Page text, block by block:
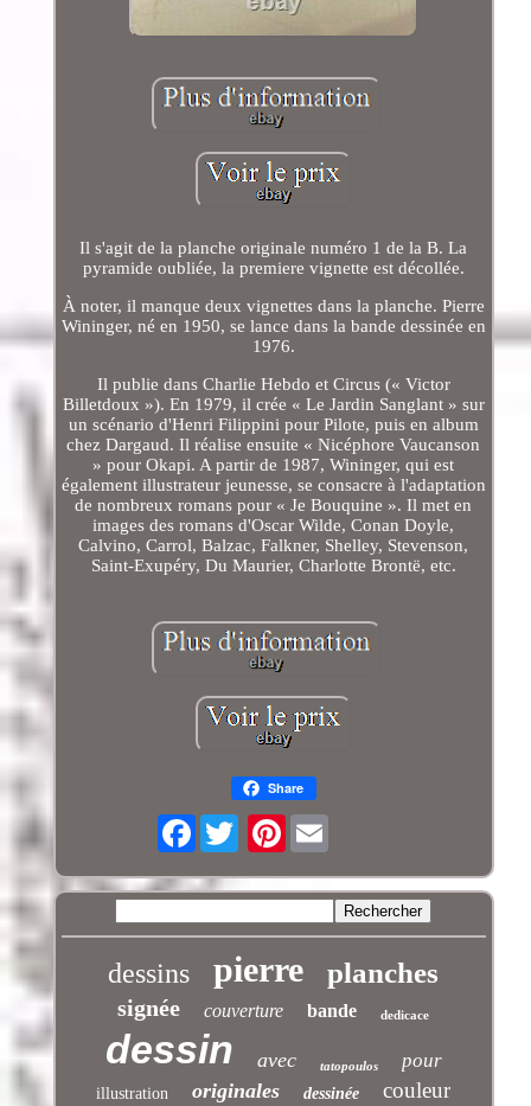
Il s'agit de la planche originale numéro 1 de la B. La
pyramide oubliée, la premiere vignette est décollée.
À noter, il manque deux vignettes dans la planche. Pierre
Wininger, né en 1950, se lance dans la bande dessinée en
1976.
Il publie dans Charlie Hebdo et Circus (« Victor
Billetdoux »). En 1979, il crée « Le Jardin Sanglant » sur
un scénario d'Henri Filippini pour Pilote, puis en album
chez Dargaud. Il réalise ensuite « Nicéphore Vaucanson
» pour Okapi. A partir de 1987, Wininger, qui est
également illustrateur jeunesse, se consacre à l'adaptation
de nombreux romans pour « Je Bouquine ». Il met en
images des romans d'Oscar Wilde, Conan Doyle,
Calvino, Carrol, Balzac, Falkner, Shelley, Stevenson,
Saint-Exupéry, Du Maurier, Charlotte Brontë, etc.
Share
Facebook Pinterest
dessins pierre planches
signée couverture bande dedicace
dessin avec tatopoulos pour
illustration originales dessinée couleur